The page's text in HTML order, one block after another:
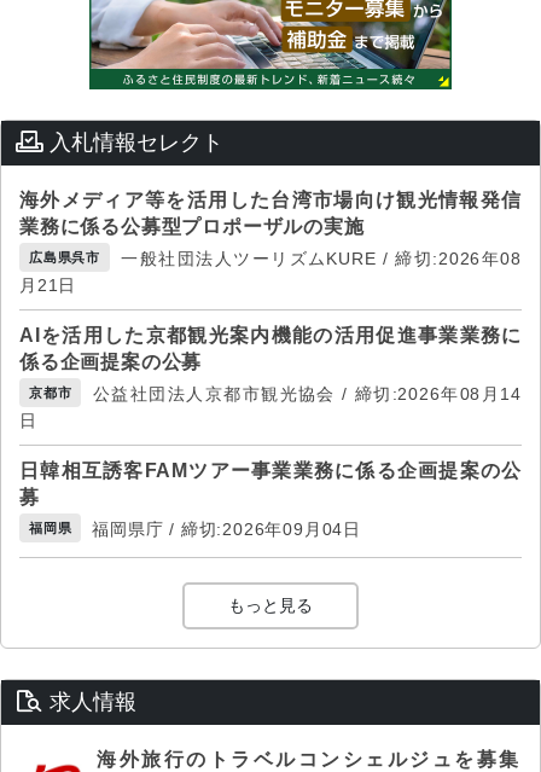
入札情報セレクト
海外メディア等を活用した台湾市場向け観光情報発信
業務に係る公募型プロポーザルの実施
広島県呉市
一般社団法人ツーリズムKURE / 締切:2026年08
月21日
AIを活用した京都観光案内機能の活用促進事業業務に
係る企画提案の公募
京都市
公益社団法人京都市観光協会 / 締切:2026年08月14
日
日韓相互誘客FAMツアー事業業務に係る企画提案の公
募
福岡県 福岡県庁 / 締切:2026年09月04日
もっと見る
求人情報
海外旅行のトラベルコンシェルジュを募集